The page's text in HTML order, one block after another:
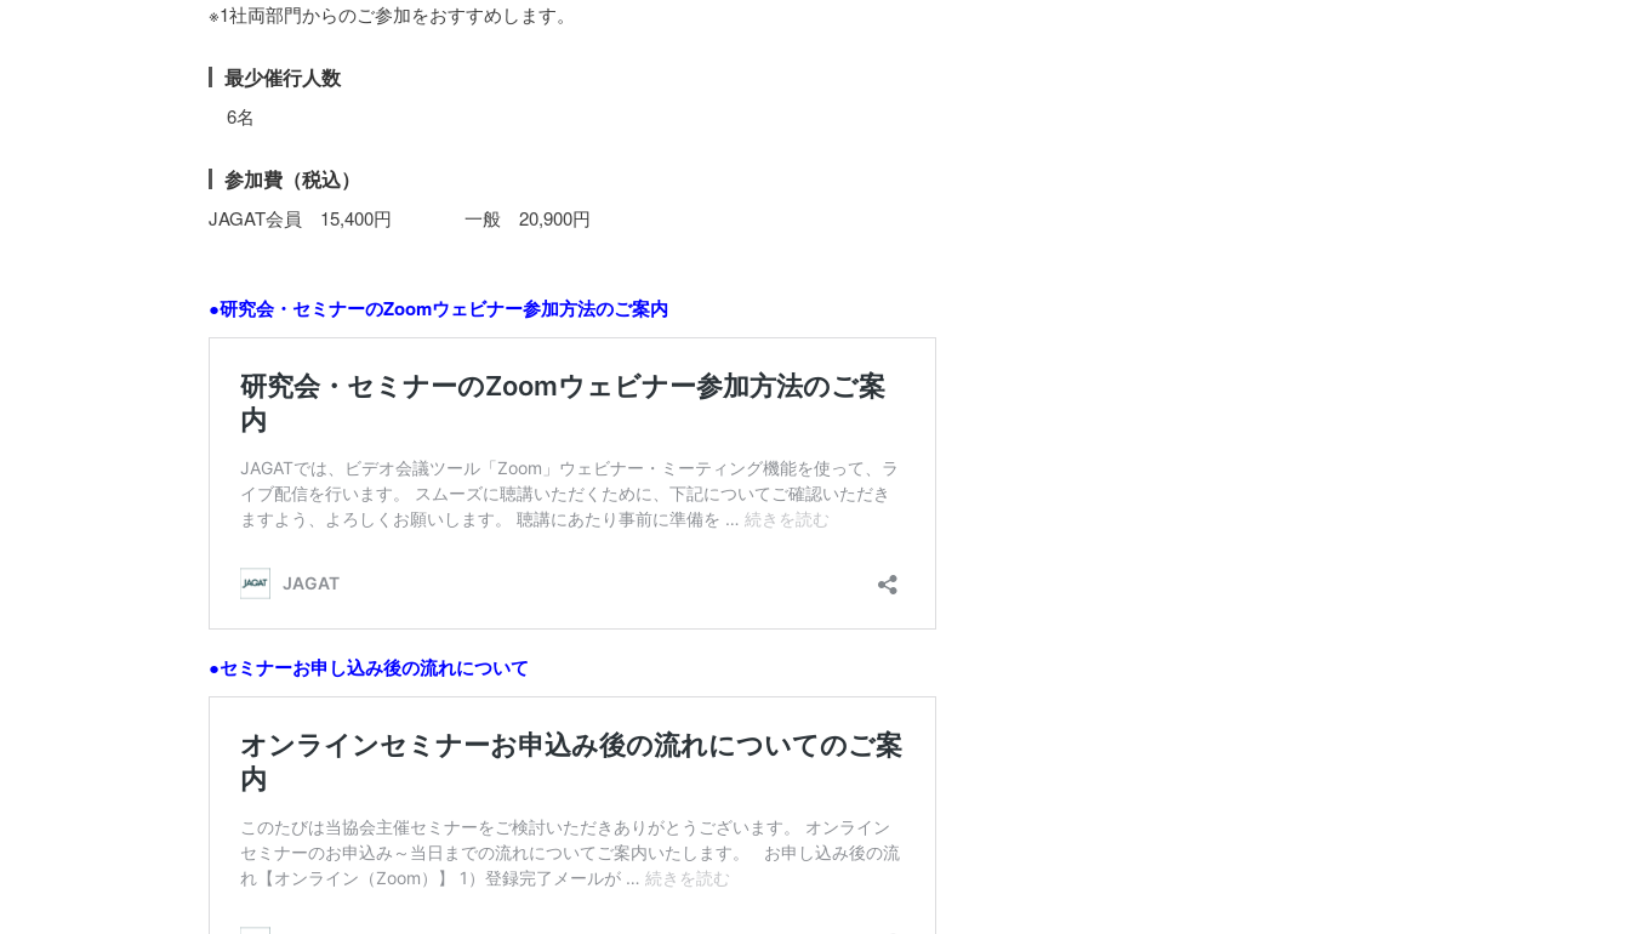
※1社両部門からのご参加をおすすめします。
最少催行人数
6名
参加費（税込）
JAGAT会員 15,400円 一般 20,900円
●研究会・セミナーのZoomウェビナー参加方法のご案内
●セミナーお申し込み後の流れについて